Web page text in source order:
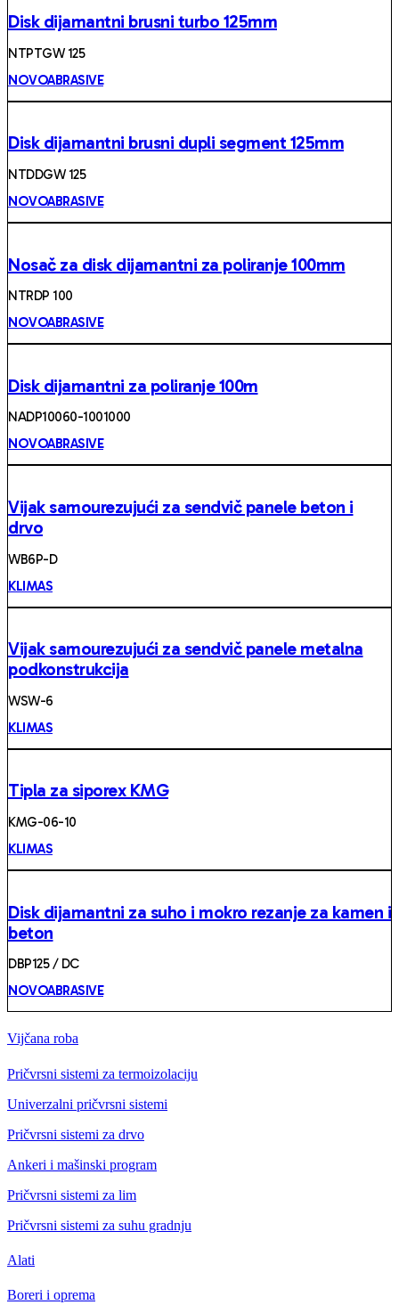
Disk dijamantni brusni turbo 125mm
NTPTGW 125
NOVOABRASIVE
Disk dijamantni brusni dupli segment 125mm
NTDDGW 125
NOVOABRASIVE
Nosač za disk dijamantni za poliranje 100mm
NTRDP 100
NOVOABRASIVE
Disk dijamantni za poliranje 100m
NADP10060-1001000
NOVOABRASIVE
Vijak samourezujući za sendvič panele beton i
drvo
WB6P-D
KLIMAS
Vijak samourezujući za sendvič panele metalna
podkonstrukcija
WSW-6
KLIMAS
Tipla za siporex KMG
KMG-06-10
KLIMAS
Disk dijamantni za suho i mokro rezanje za kamen i
beton
DBP125 / DC
NOVOABRASIVE
Vijčana roba
Pričvrsni sistemi za termoizolaciju
Univerzalni pričvrsni sistemi
Pričvrsni sistemi za drvo
Ankeri i mašinski program
Pričvrsni sistemi za lim
Pričvrsni sistemi za suhu gradnju
Alati
Boreri i oprema